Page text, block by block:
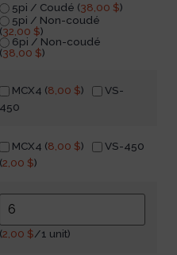
5pi / Coudé (38,00 $)
5pi / Non-coudé
(32,00 $)
6pi / Non-coudé
(38,00 $)
MCX4 (8,00 $)
VS-
450
MCX4 (8,00 $)
VS-450
(2,00 $)
(2,00 $/1 unit)